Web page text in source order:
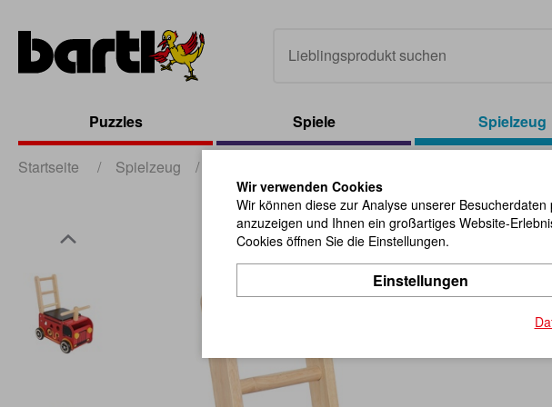
Puzzles Spiele Spielzeug
Startseite / Spielzeug /
Wir verwenden Cookies
Wir können diese zur Analyse unserer
anzuzeigen und Ihnen ein großartiges Website-
Cookies öffnen Sie die Einstellungen.
Einstellungen